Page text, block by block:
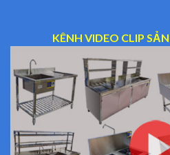
KÊNH VIDEO CLIP